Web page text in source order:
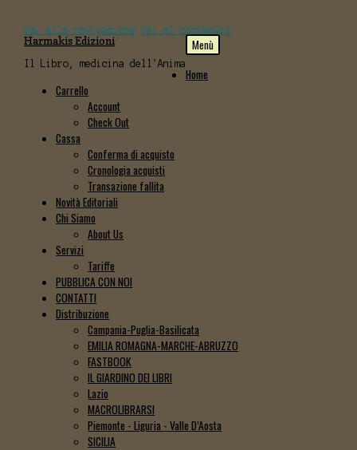
Vai alla navigazione Vai al contenuto
Harmakis Edizioni
Il Libro, medicina dell'Anima
Menù
Home
Carrello
Account
Check Out
Cassa
Conferma di acquisto
Cronologia acquisti
Transazione fallita
Novità Editoriali
Chi Siamo
About Us
Servizi
Tariffe
PUBBLICA CON NOI
CONTATTI
Distribuzione
Campania-Puglia-Basilicata
EMILIA ROMAGNA-MARCHE-ABRUZZO
FASTBOOK
IL GIARDINO DEI LIBRI
Lazio
MACROLIBRARSI
Piemonte - Liguria - Valle D’Aosta
SICILIA